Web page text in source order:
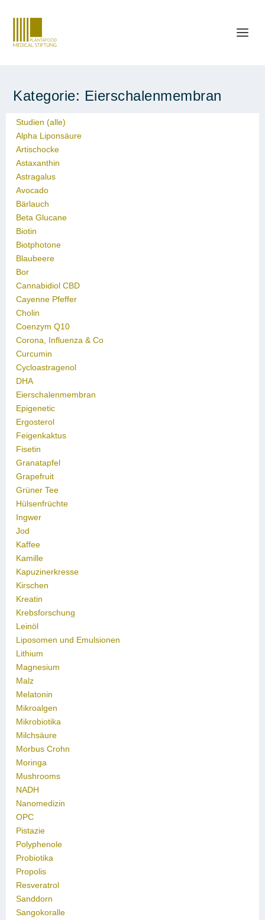
Kategorie: Eierschalenmembran
Studien (alle)
Alpha Liponsäure
Artischocke
Astaxanthin
Astragalus
Avocado
Bärlauch
Beta Glucane
Biotin
Biotphotone
Blaubeere
Bor
Cannabidiol CBD
Cayenne Pfeffer
Cholin
Coenzym Q10
Corona, Influenza & Co
Curcumin
Cycloastragenol
DHA
Eierschalenmembran
Epigenetic
Ergosterol
Feigenkaktus
Fisetin
Granatapfel
Grapefruit
Grüner Tee
Hülsenfrüchte
Ingwer
Jod
Kaffee
Kamille
Kapuzinerkresse
Kirschen
Kreatin
Krebsforschung
Leinöl
Liposomen und Emulsionen
Lithium
Magnesium
Malz
Melatonin
Mikroalgen
Mikrobiotika
Milchsäure
Morbus Crohn
Moringa
Mushrooms
NADH
Nanomedizin
OPC
Pistazie
Polyphenole
Probiotika
Propolis
Resveratrol
Sanddorn
Sangokoralle